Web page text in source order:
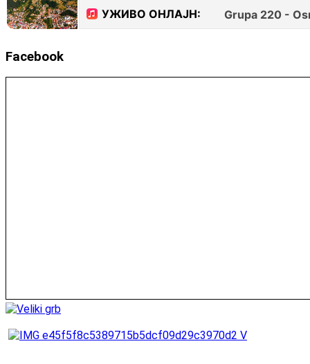
Facebook